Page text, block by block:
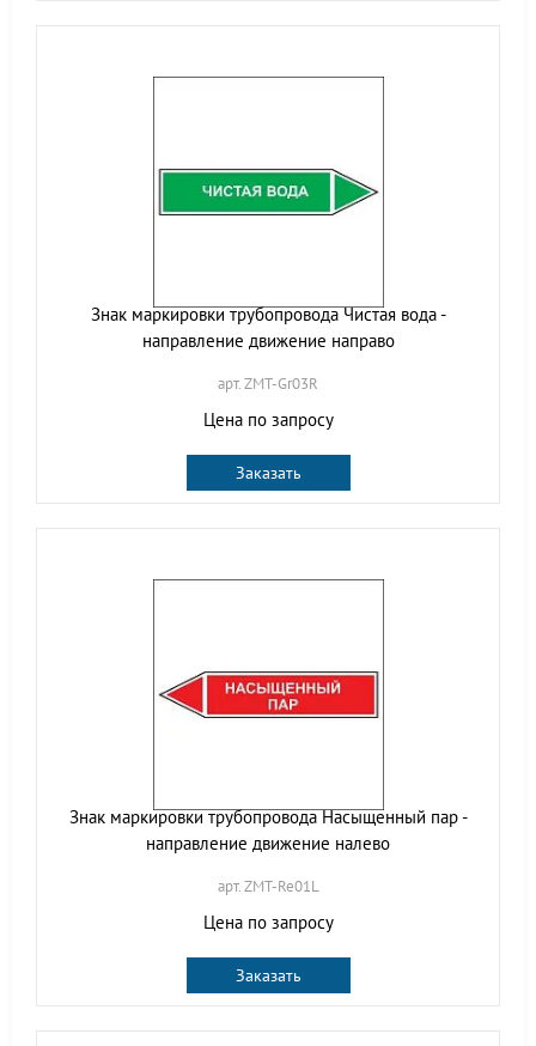
Знак маркировки трубопровода Чистая вода -
направление движение направо
арт. ZMT-Gr03R
Цена по запросу
Заказать
Знак маркировки трубопровода Насыщенный пар -
направление движение налево
арт. ZMT-Re01L
Цена по запросу
Заказать